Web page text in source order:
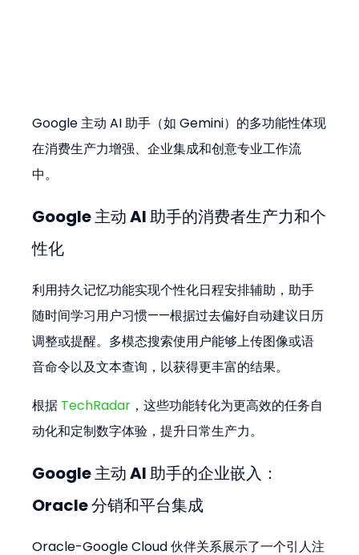
Google 主动 AI 助手（如 Gemini）的多功能性体现
在消费生产力增强、企业集成和创意专业工作流
中。
Google 主动 AI 助手的消费者生产力和个
性化
利用持久记忆功能实现个性化日程安排辅助，助手
随时间学习用户习惯——根据过去偏好自动建议日历
调整或提醒。多模态搜索使用户能够上传图像或语
音命令以及文本查询，以获得更丰富的结果。
根据 TechRadar ，这些功能转化为更高效的任务自
动化和定制数字体验，提升日常生产力。
Google 主动 AI 助手的企业嵌入：
Oracle 分销和平台集成
Oracle-Google Cloud 伙伴关系展示了一个引人注